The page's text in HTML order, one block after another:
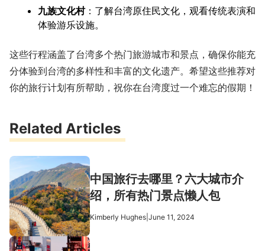
九族文化村：了解台湾原住民文化，观看传统表演和
体验游乐设施。
这些行程涵盖了台湾多个热门旅游城市和景点，确保你能充
分体验到台湾的多样性和丰富的文化遗产。希望这些推荐对
你的旅行计划有所帮助，祝你在台湾度过一个难忘的假期！
Related Articles
中国旅行去哪里？六大城市介
绍，所有热门景点懒人包
Kimberly Hughes June 11, 2024